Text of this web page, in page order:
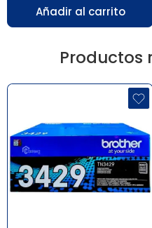
Añadir al carrito
Productos